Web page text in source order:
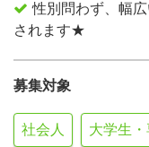
性別問わず、幅
されます★
募集対象
社会人 大学生